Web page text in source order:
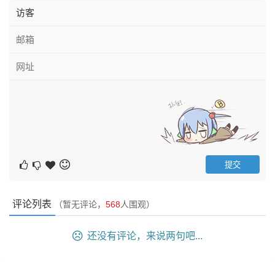
评论列表 （暂无评论， 568人围观）
还没有评论，来说两句吧...